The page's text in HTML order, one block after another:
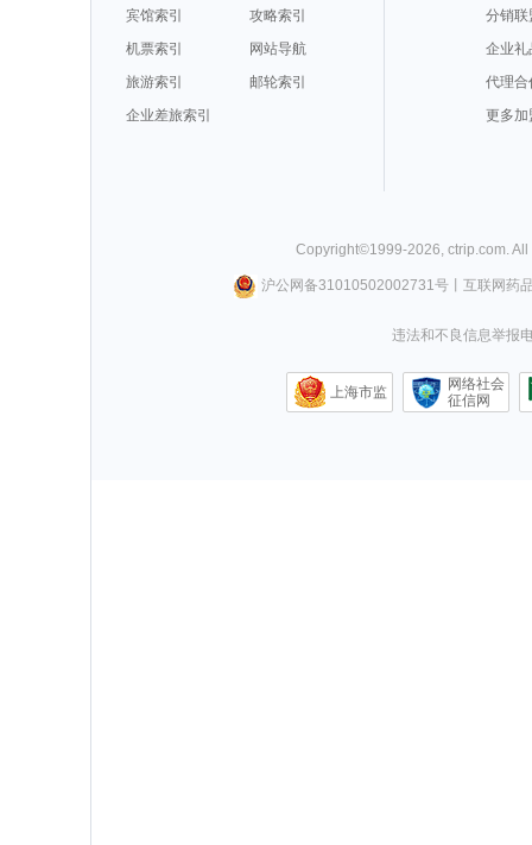
宾馆索引
攻略索引
机票索引
网站导航
旅游索引
邮轮索引
企业差旅索引
分销联
企业礼
代理合
更多加
Copyright©1999-2026 ctrip.com .
沪公网备31010502002731号丨 互联网药
违法和不良信息举报
上海市监
网络社会
征信网